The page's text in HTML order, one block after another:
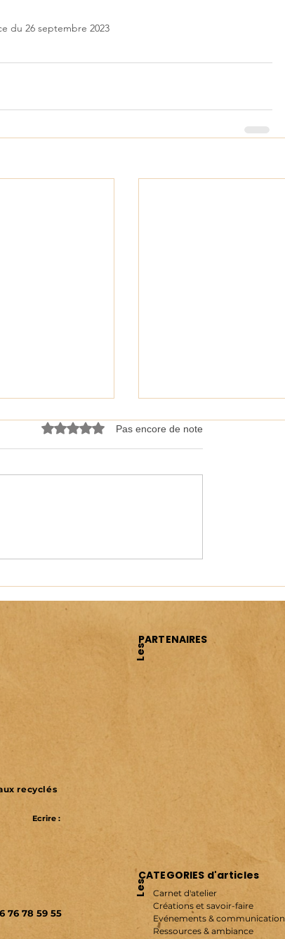
du 26 septembre 2023
Noté 0 étoile sur 5.Pas encore de note
recyclés
Ecrire :
76 78 59 55
Carnet d'atelier
Créations et savoir-faire
Evénements & communication
Ressources & ambiance
Les
PARTENAIRES
Les
CATEGORIES d'articles